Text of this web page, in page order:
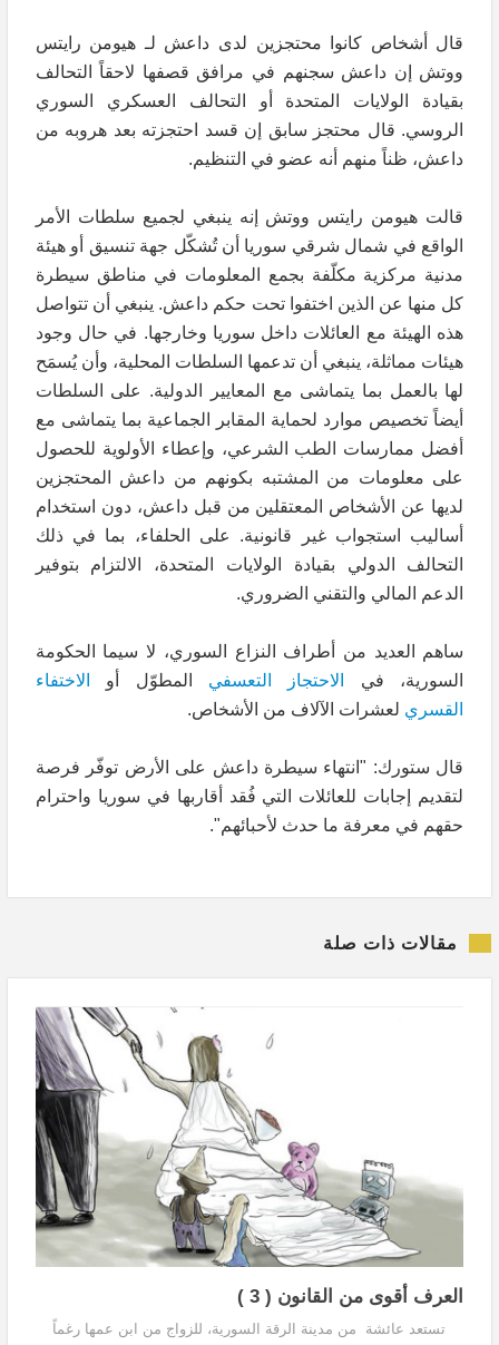
قال أشخاص كانوا محتجزين لدى داعش لـ هيومن رايتس
ووتش إن داعش سجنهم في مرافق قصفها لاحقاً التحالف
بقيادة الولايات المتحدة أو التحالف العسكري السوري
الروسي. قال محتجز سابق إن قسد احتجزته بعد هروبه من
داعش، ظناً منهم أنه عضو في التنظيم.
قالت هيومن رايتس ووتش إنه ينبغي لجميع سلطات الأمر
الواقع في شمال شرقي سوريا أن تُشكّل جهة تنسيق أو هيئة
مدنية مركزية مكلّفة بجمع المعلومات في مناطق سيطرة
كل منها عن الذين اختفوا تحت حكم داعش. ينبغي أن تتواصل
هذه الهيئة مع العائلات داخل سوريا وخارجها. في حال وجود
هيئات مماثلة، ينبغي أن تدعمها السلطات المحلية، وأن يُسمَح
لها بالعمل بما يتماشى مع المعايير الدولية. على السلطات
أيضاً تخصيص موارد لحماية المقابر الجماعية بما يتماشى مع
أفضل ممارسات الطب الشرعي، وإعطاء الأولوية للحصول
على معلومات من المشتبه بكونهم من داعش المحتجزين
لديها عن الأشخاص المعتقلين من قبل داعش، دون استخدام
أساليب استجواب غير قانونية. على الحلفاء، بما في ذلك
التحالف الدولي بقيادة الولايات المتحدة، الالتزام بتوفير
الدعم المالي والتقني الضروري.
ساهم العديد من أطراف النزاع السوري، لا سيما الحكومة
السورية، في
الاحتجاز التعسفي المطوّل أو
الاختفاء
القسري لعشرات الآلاف من الأشخاص.
قال ستورك: "انتهاء سيطرة داعش على الأرض توفّر فرصة
لتقديم إجابات للعائلات التي فُقد أقاربها في سوريا واحترام
حقهم في معرفة ما حدث لأحبائهم".
مقالات ذات صلة
العرف أقوى من القانون ( 3 )
تستعد عائشة من مدينة الرقة السورية، للزواج من ابن عمها رغماً